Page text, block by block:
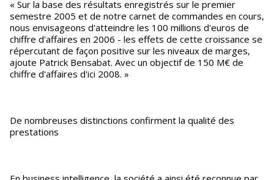
« Sur la base des résultats enregistrés sur le premier
semestre 2005 et de notre carnet de commandes en cours,
nous envisageons d'atteindre les 100 millions d'euros de
chiffre d'affaires en 2006 - les effets de cette croissance se
répercutant de façon positive sur les niveaux de marges,
ajoute Patrick Bensabat. Avec un objectif de 150 M€ de
chiffre d'affaires d'ici 2008. »
De nombreuses distinctions confirment la qualité des
prestations